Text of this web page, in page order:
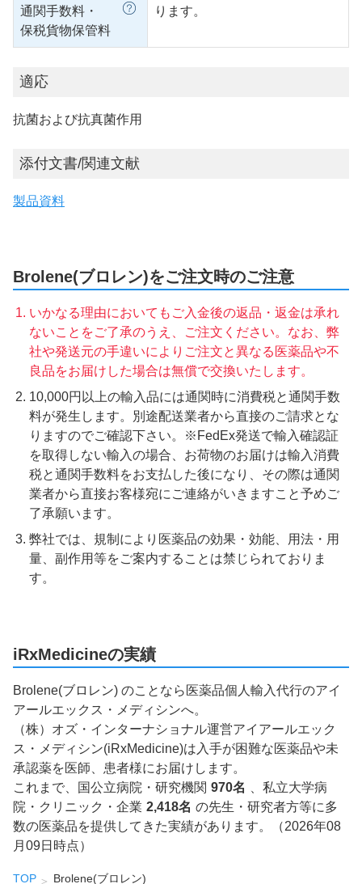
通関手数料・
保税貨物保管料
ります。
適応
抗菌および抗真菌作用
添付文書/関連文献
製品資料
Brolene(ブロレン)をご注文時のご注意
いかなる理由においてもご入金後の返品・返金は承れ
ないことをご了承のうえ、ご注文ください。なお、弊
社や発送元の手違いによりご注文と異なる医薬品や不
良品をお届けした場合は無償で交換いたします。
10,000円以上の輸入品には通関時に消費税と通関手数
料が発生します。別途配送業者から直接のご請求とな
りますのでご確認下さい。※FedEx発送で輸入確認証
を取得しない輸入の場合、お荷物のお届けは輸入消費
税と通関手数料をお支払した後になり、その際は通関
業者から直接お客様宛にご連絡がいきますこと予めご
了承願います。
弊社では、規制により医薬品の効果・効能、用法・用
量、副作用等をご案内することは禁じられておりま
す。
iRxMedicineの実績
Brolene(ブロレン) のことなら医薬品個人輸入代行のアイ
アールエックス・メディシンへ。
（株）オズ・インターナショナル運営アイアールエック
ス・メディシン(iRxMedicine)は入手が困難な医薬品や未
承認薬を医師、患者様にお届けします。
これまで、国公立病院・研究機関 970名
、私立大学病
院・クリニック・企業 2,418名 の先生・研究者方等に多
数の医薬品を提供してきた実績があります。（2026年08
月09日時点）
TOP Brolene(ブロレン)